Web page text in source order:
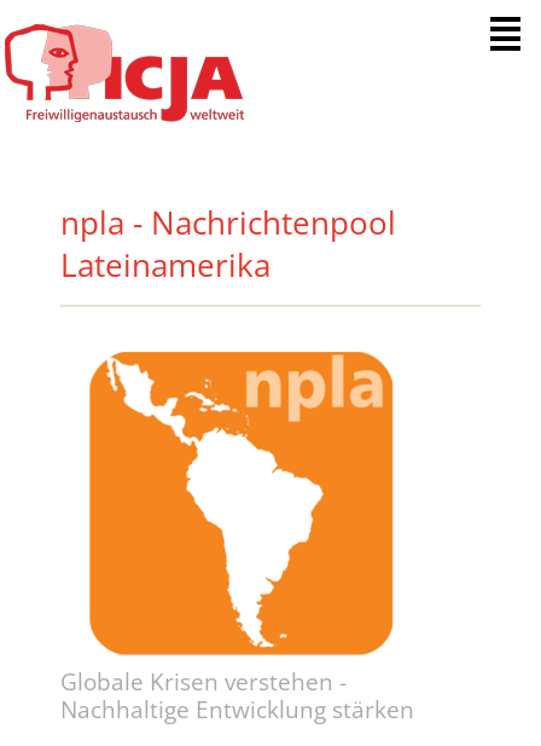
Menue
npla - Nachrichtenpool
Lateinamerika
Globale Krisen verstehen -
Nachhaltige Entwicklung stärken